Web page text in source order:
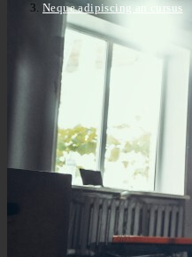
Neque adipiscing an cursus